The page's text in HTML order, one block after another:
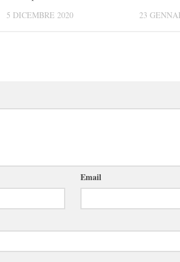
5 DICEMBRE 2020 23
Email